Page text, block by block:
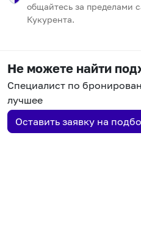
общайтесь за пределами
Кукурента.
Не можете найти
Специалист по
лучшее
Оставить заявку на